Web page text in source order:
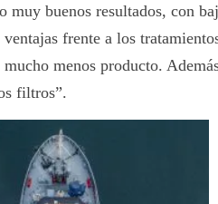
muy buenos resultados, con
frente a los
menos producto.
filtros”.